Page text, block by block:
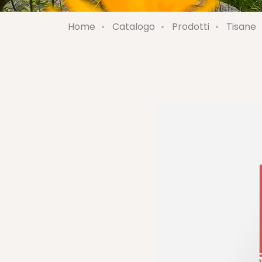
Home Catalogo Prodotti Tisane